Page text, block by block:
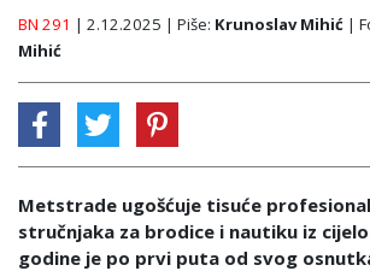
BN 291 | 2.12.2025 | Piše: Krunoslav Mihić |
Mihić
Metstrade ugošćuje tisuće
stručnjaka za brodice i nautiku iz
godine je po prvi puta od svog